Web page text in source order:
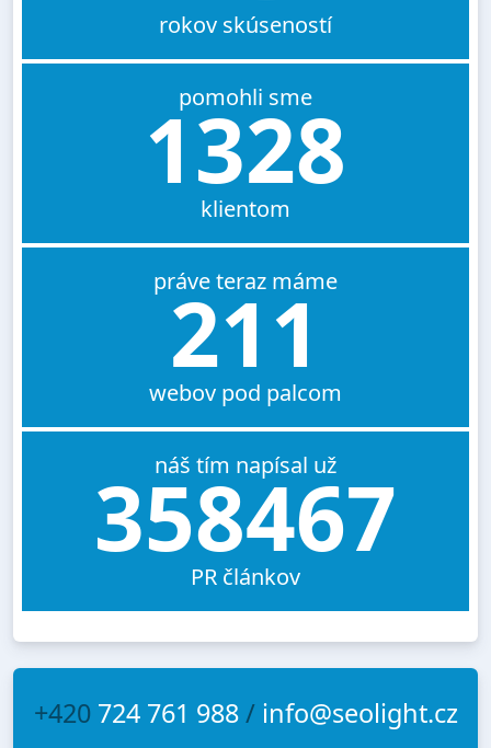
rokov skúseností
pomohli sme
1328
klientom
práve teraz máme
211
webov pod palcom
náš tím napísal už
358467
PR článkov
+420 724 761 988/ info@seolight.cz